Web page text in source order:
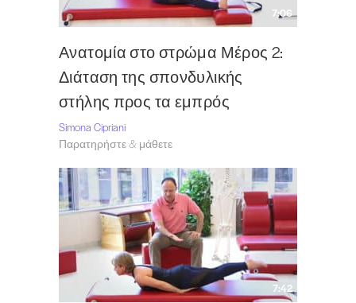
7:06
Ανατομία στο στρώμα Μέρος 2:
Διάταση της σπονδυλικής
στήλης προς τα εμπρός
Simona Cipriani
Παρατηρήστε & μάθετε
7:42